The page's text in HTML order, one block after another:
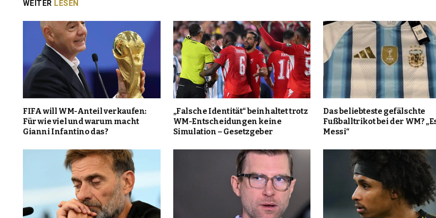
WEITER LESEN
FIFA will WM-Anteil verkaufen:
Für wie viel und warum macht
Gianni Infantino das?
„Falsche Identität“ beinhaltet trotz
WM-Entscheidungen keine
Simulation – Gesetzgeber
Das beliebteste gefälschte
Fußballtrikot bei der WM?
Messi“